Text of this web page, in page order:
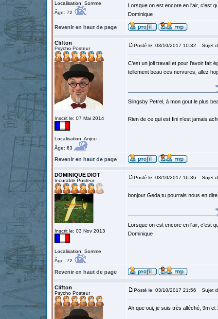
Localisation: Somme
Âge: 72
Lorsque on est encore en l'air, c'est
Dominique
Revenir en haut de page
Clifton
Psycho Posteur
Inscrit le: 07 Mai 2014
Localisation: Anjou
Âge: 63
Posté le: 03/10/2017 10:32 Sujet
C'est un joli travail et pour l'avoir fait
tellement beau ces nervures, allez
Slingsby Petrel, à mon gout le plus
Rien de ce qui est fini n'est jamais
Revenir en haut de page
DOMINIQUE DIOT
Incurable Posteur
Inscrit le: 03 Nov 2013
Localisation: Somme
Âge: 72
Posté le: 03/10/2017 16:36 Sujet
bonjour Geda,tu pourrais nous en
Lorsque on est encore en l'air, c'est
Dominique
Revenir en haut de page
Clifton
Psycho Posteur
Posté le: 03/10/2017 21:56 Sujet
Ah que oui, je suis très alléché, 9m